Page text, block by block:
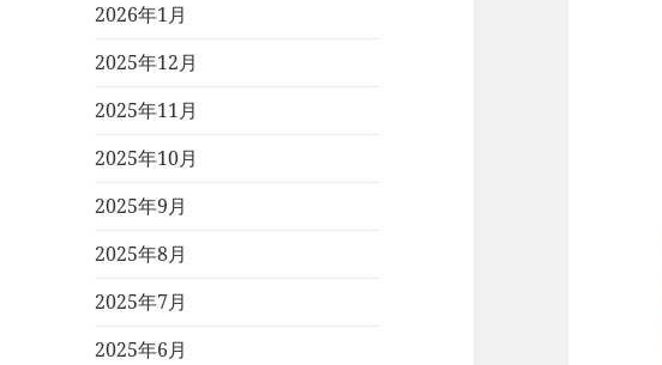
2026年1月
2025年12月
2025年11月
2025年10月
2025年9月
2025年8月
2025年7月
2025年6月